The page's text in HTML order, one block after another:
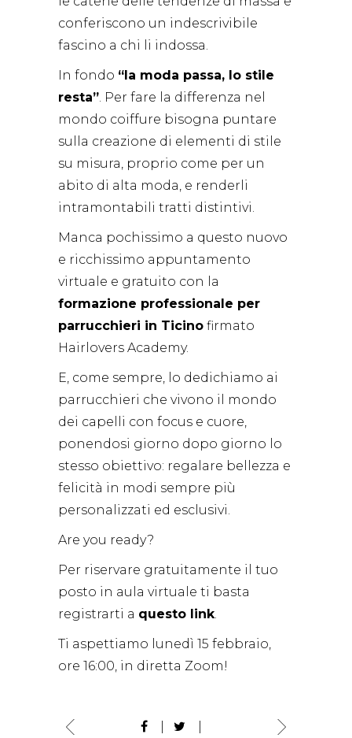
conferiscono un indescrivibile
fascino a chi li indossa.
In fondo “la moda passa, lo stile
resta”. Per fare la differenza nel
mondo coiffure bisogna puntare
sulla creazione di elementi di stile
su misura, proprio come per un
abito di alta moda, e renderli
intramontabili tratti distintivi.
Manca pochissimo a questo nuovo
e ricchissimo appuntamento
virtuale e gratuito con la
formazione professionale per
parrucchieri in Ticino firmato
Hairlovers Academy.
E, come sempre, lo dedichiamo ai
parrucchieri che vivono il mondo
dei capelli con focus e cuore,
ponendosi giorno dopo giorno lo
stesso obiettivo: regalare bellezza e
felicità in modi sempre più
personalizzati ed esclusivi.
Are you ready?
Per riservare gratuitamente il tuo
posto in aula virtuale ti basta
registrarti a questo link.
Ti aspettiamo lunedì 15 febbraio,
ore 16:00, in diretta Zoom!